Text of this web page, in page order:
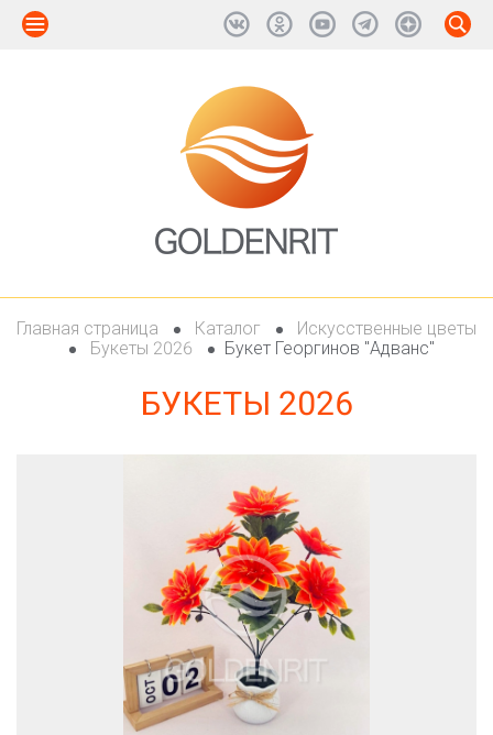
Главная страница Каталог
Искусственные цветы
Букеты 2026
Букет Георгинов "Адванс"
БУКЕТЫ 2026